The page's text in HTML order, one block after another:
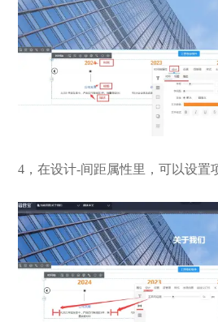
4，在设计-间距属性里，可以设置